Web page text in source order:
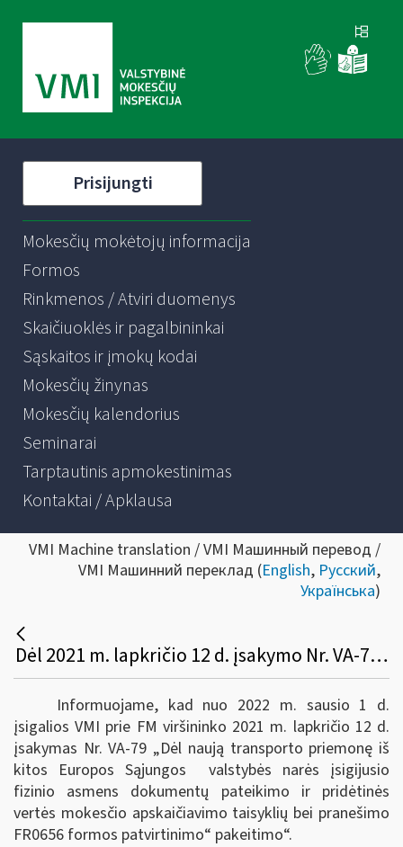
Prisijungti
Mokesčių mokėtojų informacija
Formos
Rinkmenos / Atviri duomenys
Skaičiuoklės ir pagalbininkai
Sąskaitos ir įmokų kodai
Mokesčių žinynas
Mokesčių kalendorius
Seminarai
Tarptautinis apmokestinimas
Kontaktai / Apklausa
VMI Machine translation / VMI Машинный перевод /
VMI Машинний переклад (English, Русский,
Українська)
Dėl 2021 m. lapkričio 12 d. įsakymo Nr. VA-79 įsigaliojimo
Informuojame, kad nuo 2022 m. sausio 1 d.
įsigalios VMI prie FM viršininko 2021 m. lapkričio 12 d.
įsakymas Nr. VA-79 „Dėl naują transporto priemonę iš
kitos Europos Sąjungos valstybės narės įsigijusio
fizinio asmens dokumentų pateikimo ir pridėtinės
vertės mokesčio apskaičiavimo taisyklių bei pranešimo
FR0656 formos patvirtinimo“ pakeitimo“.